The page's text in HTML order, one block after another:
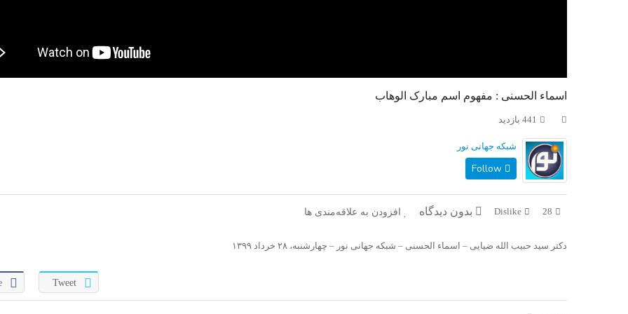
اسماء الحسنی : مفهوم اسم مبارک الوهاب
441 بازدید
شبکه جهانی نور
28
Dislike بدون دیدگاه افزودن به علاقه‌مندی ها
دکتر سید حبیب الله ضیایی – اسماء الحسنی – شبکه جهانی نور – چهارشنبه، ۲۸ خرداد ۱۳۹۹
Tweet